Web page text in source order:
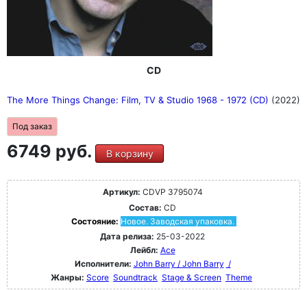
CD
The More Things Change: Film, TV & Studio 1968 - 1972 (CD) (2022)
Под заказ
6749 руб. В корзину
Артикул: CDVP 3795074
Состав: CD
Состояние: Новое. Заводская упаковка.
Дата релиза: 25-03-2022
Лейбл: Ace
Исполнители: John Barry / John Barry /
Жанры: Score Soundtrack Stage & Screen Theme